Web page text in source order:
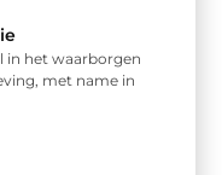
in het waarborgen
met name in